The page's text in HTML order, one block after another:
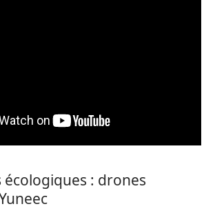
: drones